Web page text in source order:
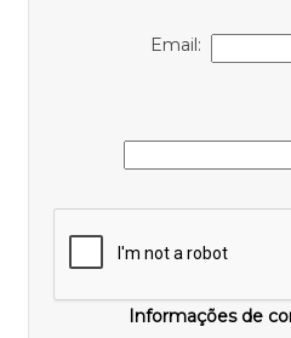
Email:
Informações de